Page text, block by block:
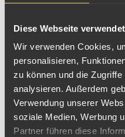
Diese Webseite
Wir verwenden Cookies,
personalisieren,
zu können und die
analysieren. Außerdem
Verwendung unserer
soziale Medien, Werbung
Partner führen diese
Silbermünze 1/2oz
Moonlight" - Waldohreule